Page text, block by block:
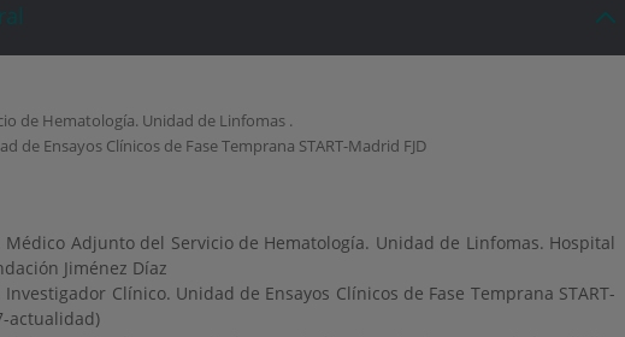
de Hematología. Unidad de Linfomas .
de Ensayos Clínicos de Fase Temprana START-Madrid FJD
Médico Adjunto del Servicio de Hematología. Unidad de Linfomas. Hospital
Jiménez Díaz
Clínico. Unidad de Ensayos Clínicos de Fase Temprana START-
actualidad)